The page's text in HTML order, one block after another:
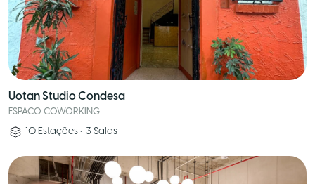
Uotan Studio Condesa
ESPACO COWORKING
10 Estações • 3 Salas